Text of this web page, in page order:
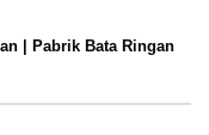
Pabrik Bata Ringan